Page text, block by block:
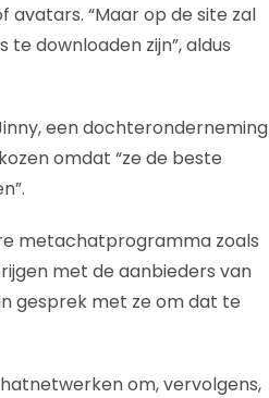
avatars. “Maar op de site zal
downloaden zijn”, aldus
een dochteronderneming
omdat “ze de beste
metachatprogramma zoals
met de aanbieders van
gesprek met ze om dat te
om, vervolgens,